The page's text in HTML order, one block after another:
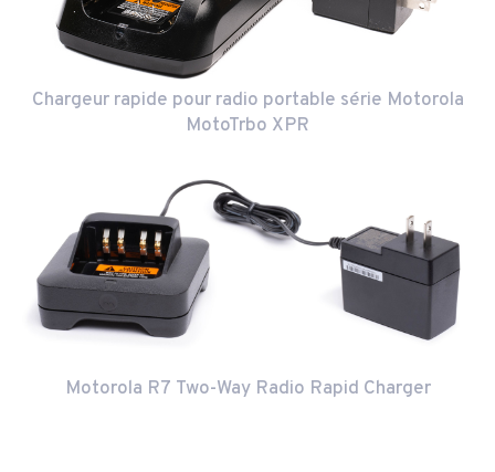
Chargeur rapide pour radio portable série Motorola
MotoTrbo XPR
Motorola R7 Two-Way Radio Rapid Charger